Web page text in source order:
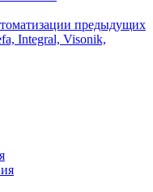
предыдущих
Integral, Visonik,